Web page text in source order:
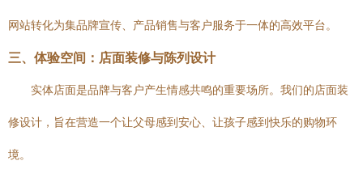
网站转化为集品牌宣传、产品销售与客户服务于一体的高效平台。
三、体验空间：店面装修与陈列设计
实体店面是品牌与客户产生情感共鸣的重要场所。我们的店面装
修设计，旨在营造一个让父母感到安心、让孩子感到快乐的购物环
境。